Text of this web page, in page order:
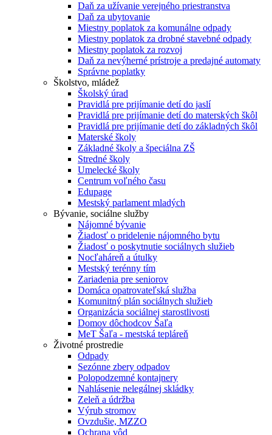
Daň za užívanie verejného priestranstva
Daň za ubytovanie
Miestny poplatok za komunálne odpady
Miestny poplatok za drobné stavebné odpady
Miestny poplatok za rozvoj
Daň za nevýherné prístroje a predajné automaty
Správne poplatky
Školstvo, mládež
Školský úrad
Pravidlá pre prijímanie detí do jaslí
Pravidlá pre prijímanie detí do materských škôl
Pravidlá pre prijímanie detí do základných škôl
Materské školy
Základné školy a špeciálna ZŠ
Stredné školy
Umelecké školy
Centrum voľného času
Edupage
Mestský parlament mladých
Bývanie, sociálne služby
Nájomné bývanie
Žiadosť o pridelenie nájomného bytu
Žiadosť o poskytnutie sociálnych služieb
Nocľaháreň a útulky
Mestský terénny tím
Zariadenia pre seniorov
Domáca opatrovateľská služba
Komunitný plán sociálnych služieb
Organizácia sociálnej starostlivosti
Domov dôchodcov Šaľa
MeT Šaľa - mestská tepláreň
Životné prostredie
Odpady
Sezónne zbery odpadov
Polopodzemné kontajnery
Nahlásenie nelegálnej skládky
Zeleň a údržba
Výrub stromov
Ovzdušie, MZZO
Ochrana vôd